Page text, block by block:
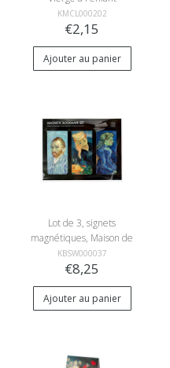
KMCL000202
€2,15
Ajouter au panier
Lot de 3, signets
magnétiques, Maison de
van Gogh, Portraits
KBSW000037
€8,25
Ajouter au panier